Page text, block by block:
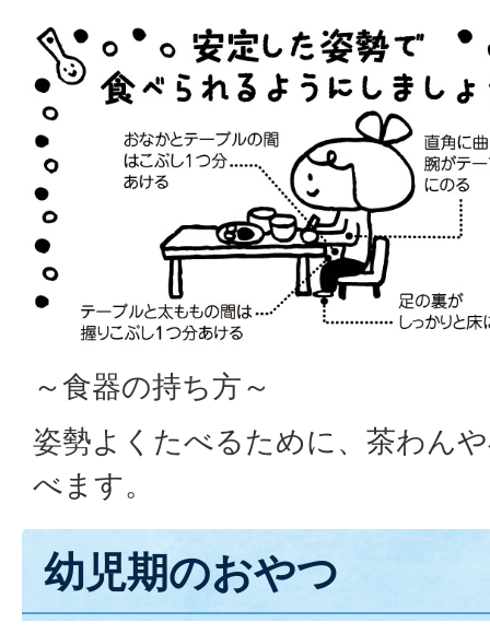
～食器の持ち方～
姿勢よくたべるために、茶わん
べます。
幼児期のおやつ